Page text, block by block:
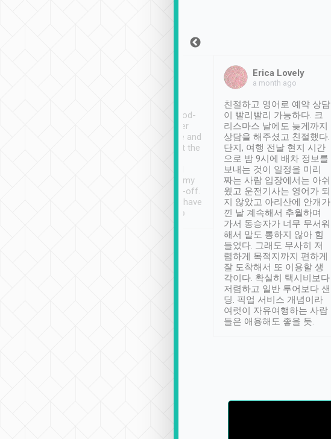
service, vehicles in good-
condition and the driver
service was awesome and
thoughtful. Driver went the
have safely arrived at my
destination after drop-off.
Definitely something I have
not seen elsewhere 👍
Erica Lovely
a month ago
친절하고 영어로 예약 상담
이 빨리빨리 가능하다. 크
리스마스 날에도 늦게까지
상담을 해주셨고 친절했다.
단지, 여행 전날 현지 시간
으로 밤 9시에 배차 정보를
보내는 것이 일정을 미리
짜는 사람 입장에서는 아쉬
웠고 운전기사는 영어가 되
지 않았고 아리산에 안개가
낀 날 계속해서 추월하며
가서 동승자가 너무 무서워
해서 말도 통하지 않아 힘
들었다. 그래도 무사히 저
렴하게 목적지까지 편하게
잘 도착해서 또 이용할 생
각이다. 확실히 택시비보다
저렴하고 일반 투어보다 샌
딩. 픽업 서비스 개념이라
여럿이 자유여행하는 사람
들은 애용해도 좋을 듯.